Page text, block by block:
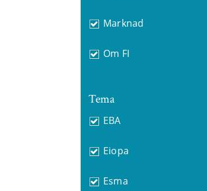
Marknad
Om FI
Tema
EBA
Eiopa
Esma